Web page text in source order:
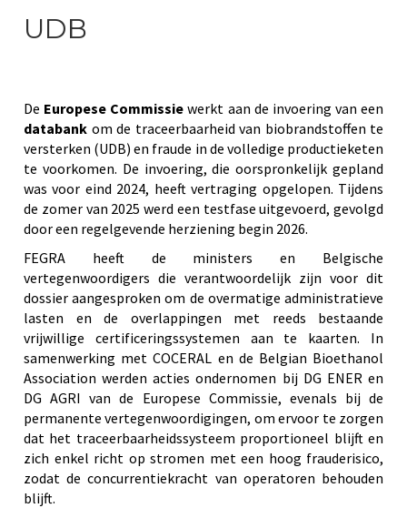
UDB
De Europese Commissie werkt aan de invoering van een
databank om de traceerbaarheid van biobrandstoffen te
versterken (UDB) en fraude in de volledige productieketen
te voorkomen. De invoering, die oorspronkelijk gepland
was voor eind 2024, heeft vertraging opgelopen. Tijdens
de zomer van 2025 werd een testfase uitgevoerd, gevolgd
door een regelgevende herziening begin 2026.
FEGRA heeft de ministers en Belgische
vertegenwoordigers die verantwoordelijk zijn voor dit
dossier aangesproken om de overmatige administratieve
lasten en de overlappingen met reeds bestaande
vrijwillige certificeringssystemen aan te kaarten. In
samenwerking met COCERAL en de Belgian Bioethanol
Association werden acties ondernomen bij DG ENER en
DG AGRI van de Europese Commissie, evenals bij de
permanente vertegenwoordigingen, om ervoor te zorgen
dat het traceerbaarheidssysteem proportioneel blijft en
zich enkel richt op stromen met een hoog frauderisico,
zodat de concurrentiekracht van operatoren behouden
blijft.